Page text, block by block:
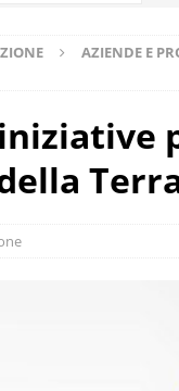
AZIENDE E